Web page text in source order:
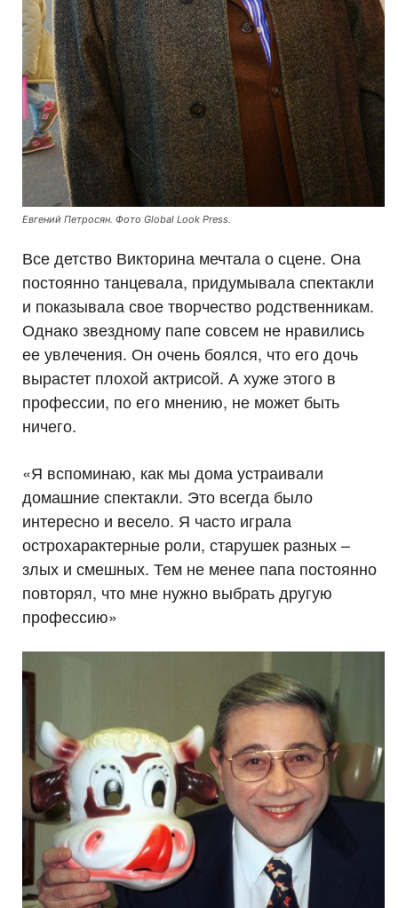
Евгений Петросян. Фото Global Look Press.
Все детство Викторина мечтала о сцене. Она
постоянно танцевала, придумывала спектакли
и показывала свое творчество родственникам.
Однако звездному папе совсем не нравились
ее увлечения. Он очень боялся, что его дочь
вырастет плохой актрисой. А хуже этого в
профессии, по его мнению, не может быть
ничего.
«Я вспоминаю, как мы дома устраивали
домашние спектакли. Это всегда было
интересно и весело. Я часто играла
острохарактерные роли, старушек разных –
злых и смешных. Тем не менее папа постоянно
повторял, что мне нужно выбрать другую
профессию»